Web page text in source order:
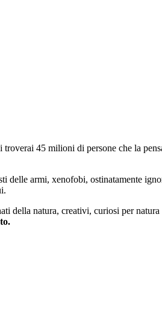
45 milioni di persone che la
delle armi, xenofobi, ostinatamente
della natura, creativi, curiosi per